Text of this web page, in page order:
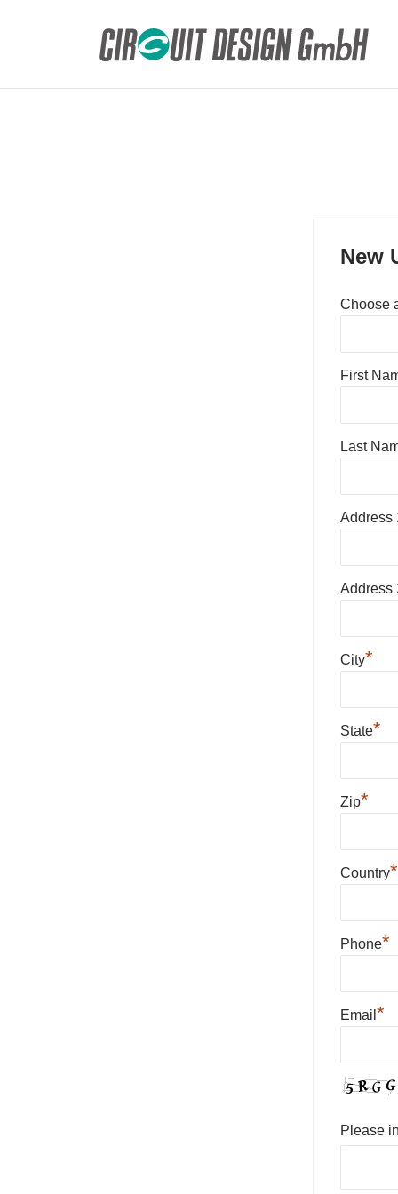
New
Choose
First
Last
Address
Address
City*
State*
Zip*
Country*
Phone*
Email *
Please